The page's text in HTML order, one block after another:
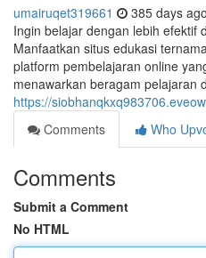
umairuqet319661 385 days ago
Ingin belajar dengan lebih efektif
Manfaatkan situs edukasi
platform pembelajaran online
menawarkan beragam pelajaran
https://
Comments
Who
Comments
Submit a Comment
No HTML